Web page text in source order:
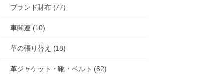
ブランド財布 (77)
車関連 (10)
革の張り替え (18)
革ジャケット・靴・ベルト (62)